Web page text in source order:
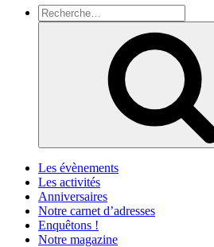
Recherche
pour
Les évènements
Les activités
Anniversaires
Notre carnet d’adresses
Enquêtons !
Notre magazine